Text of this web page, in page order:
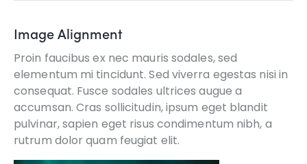
Image Alignment
Proin faucibus ex nec mauris sodales, sed
elementum mi tincidunt. Sed viverra egestas nisi in
consequat. Fusce sodales ultrices augue a
accumsan. Cras sollicitudin, ipsum eget blandit
pulvinar, sapien eget risus condimentum nibh, a
rutrum dolor quam feugiat elit.